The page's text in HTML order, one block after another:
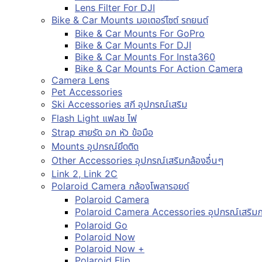
Lens Filter For DJI
Bike & Car Mounts มอเตอร์ไซต์ รถยนต์
Bike & Car Mounts For GoPro
Bike & Car Mounts For DJI
Bike & Car Mounts For Insta360
Bike & Car Mounts For Action Camera
Camera Lens
Pet Accessories
Ski Accessories สกี อุปกรณ์เสริม
Flash Light แฟลช ไฟ
Strap สายรัด อก หัว ข้อมือ
Mounts อุปกรณ์ยึดติด
Other Accessories อุปกรณ์เสริมกล้องอื่นๆ
Link 2, Link 2C
Polaroid Camera กล้องโพลารอยด์
Polaroid Camera
Polaroid Camera Accessories อุปกรณ์เสริมก
Polaroid Go
Polaroid Now
Polaroid Now +